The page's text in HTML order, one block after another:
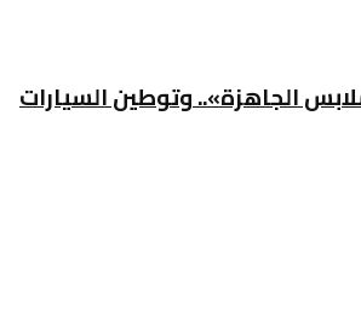
الجاهزة».. وتوطين السيارات